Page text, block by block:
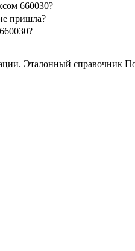
660030?
пришла?
Эталонный справочник